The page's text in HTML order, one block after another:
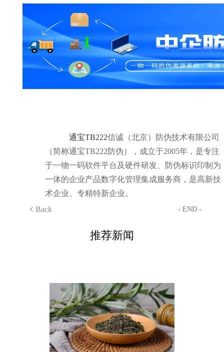
通宝TB222信诚（北京）防伪技术有限公司
（简称通宝TB222防伪），成立于2005年，是专注
于一物一码软件平台及硬件研发、防伪标识印制为
一体的企业产品数字化管理集成服务商，是高新技
术企业、专精特新企业。
Back
- END -
推荐新闻